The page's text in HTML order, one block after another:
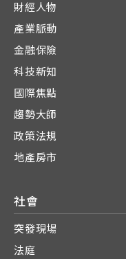
財經人物
產業脈動
金融保險
科技新知
國際焦點
趨勢大師
政策法規
地產房市
社會
突發現場
法庭